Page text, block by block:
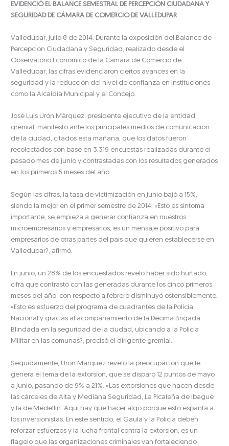
EVIDENCIÓ EL BALANCE SEMESTRAL DE PERCEPCIÓN CIUDADANA Y
SEGURIDAD DE CÁMARA DE COMERCIO DE VALLEDUPAR
Valledupar, julio 8 de 2014. Durante la exposición del Balance de
Percepción Ciudadana y Seguridad, realizado desde el
Observatorio Económico de la Cámara de Comercio de
Valledupar, las cifras evidenciaron ciertos avances en la
seguridad y la reducción del nivel de confianza en instituciones
como la Alcaldía Municipal y el Concejo.
José Luis Urón Márquez, presidente ejecutivo de la entidad
gremial, manifestó ante los principales medios de comunicación
de la ciudad, citados esta mañana, que los datos fueron
recolectados con base en 3.319 encuestas realizadas durante el
pasado mes de junio y contrastadas con los resultados generados
en los primeros 5 meses del año.
Según las cifras, la tasa de victimización en junio bajó a 15%,
siendo la mejor en el primer semestre de 2014. «Esto es síntoma
importante, se empieza a generar confianza en nuestros
microempresarios y empresarios, es un mensaje positivo para
empresarios de otras partes del país que quieren establecerse en
Valledupar?, afirmó.
En junio, un 28% de los encuestados reveló haber sido hurtado,
cifra que contrastó con las generadas durante los cinco primeros
meses del año; con respecto a febrero disminuyó ostensiblemente.
«Esto es esfuerzo del programa de cuadrantes de la Policía
Nacional y gracias al acompañamiento de la Décima Brigada
Blindada en la seguridad de la ciudad, ubicando a la Policía
Militar en las comunas?, precisó el dirigente gremial.
Seguidamente, Urón Márquez reveló la preocupación que le
genera el tema de la extorsión, que se disparó 12 puntos de mayo
a junio, pasando de 9% a 21%. «Las extorsiones que hacen desde
las cárceles de Alta y Mediana Seguridad, La Picaleña de Ibagué
y la de Medellín. Aquí hay que hacer algo porque esto espanta a
los inversionistas. En este sentido, el Gaula y la Policía deben
reforzar esfuerzos y la lucha frontal contra la extorsión, es un
flagelo que las organizaciones criminales van fortaleciendo